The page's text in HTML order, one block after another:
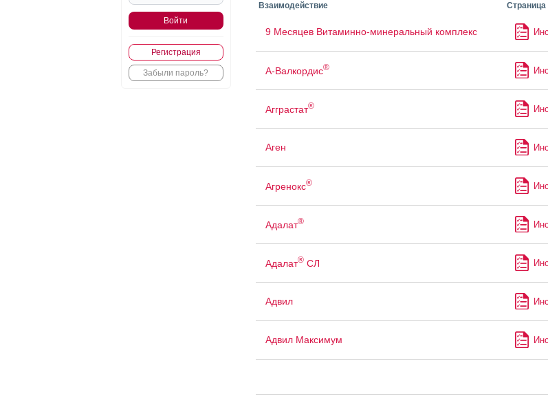
Регистрация
Забыли пароль?
Взаимодействие Страница
9 Месяцев Витаминно-минеральный комплекс
А-Валкордис®
Агграстат®
Аген
Агренокс®
Адалат®
Адалат®СЛ
Адвил
Адвил Максимум